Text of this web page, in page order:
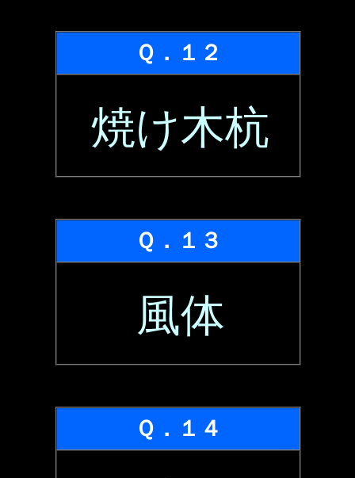
Ｑ．１２
焼け木杭
Ｑ．１３
風体
Ｑ．１４